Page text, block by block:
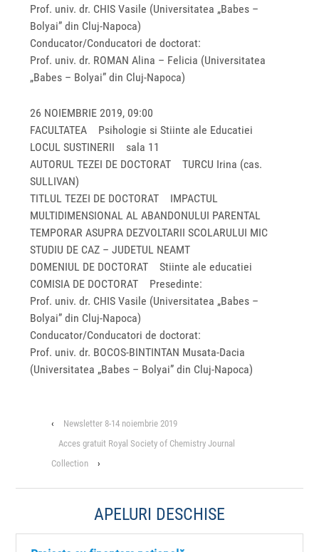
Prof. univ. dr. CHIS Vasile (Universitatea „Babes –
Bolyai” din Cluj-Napoca)
Conducator/Conducatori de doctorat:
Prof. univ. dr. ROMAN Alina – Felicia (Universitatea
„Babes – Bolyai” din Cluj-Napoca)
26 NOIEMBRIE 2019, 09:00
FACULTATEA Psihologie si Stiinte ale Educatiei
LOCUL SUSTINERII sala 11
AUTORUL TEZEI DE DOCTORAT TURCU Irina (cas.
SULLIVAN)
TITLUL TEZEI DE DOCTORAT IMPACTUL
MULTIDIMENSIONAL AL ABANDONULUI PARENTAL
TEMPORAR ASUPRA DEZVOLTARII SCOLARULUI MIC
STUDIU DE CAZ – JUDETUL NEAMT
DOMENIUL DE DOCTORAT Stiinte ale educatiei
COMISIA DE DOCTORAT Presedinte:
Prof. univ. dr. CHIS Vasile (Universitatea „Babes –
Bolyai” din Cluj-Napoca)
Conducator/Conducatori de doctorat:
Prof. univ. dr. BOCOS-BINTINTAN Musata-Dacia
(Universitatea „Babes – Bolyai” din Cluj-Napoca)
‹
Newsletter 8-14 noiembrie 2019
Acces gratuit Royal Society of Chemistry Journal
Collection
›
APELURI DESCHISE